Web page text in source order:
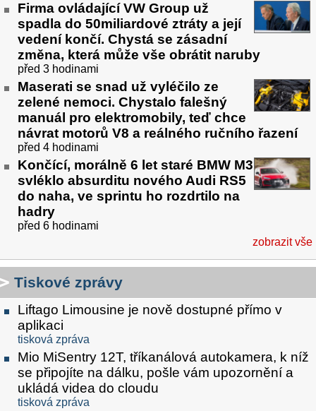
Firma ovládající VW Group už
spadla do 50miliardové ztráty a její
vedení končí. Chystá se zásadní
změna, která může vše obrátit naruby
před 3 hodinami
Maserati se snad už vyléčilo ze
zelené nemoci. Chystalo falešný
manuál pro elektromobily, teď chce
návrat motorů V8 a reálného ručního řazení
před 4 hodinami
Končící, morálně 6 let staré BMW M3
svléklo absurditu nového Audi RS5
do naha, ve sprintu ho rozdrtilo na
hadry
před 6 hodinami
zobrazit vše
Tiskové zprávy
Liftago Limousine je nově dostupné přímo v
aplikaci
tisková zpráva
Mio MiSentry 12T, tříkanálová autokamera, k níž
se připojíte na dálku, pošle vám upozornění a
ukládá videa do cloudu
tisková zpráva